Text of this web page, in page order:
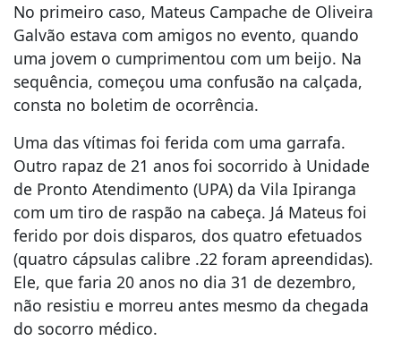
No primeiro caso, Mateus Campache de Oliveira
Galvão estava com amigos no evento, quando
uma jovem o cumprimentou com um beijo. Na
sequência, começou uma confusão na calçada,
consta no boletim de ocorrência.
Uma das vítimas foi ferida com uma garrafa.
Outro rapaz de 21 anos foi socorrido à Unidade
de Pronto Atendimento (UPA) da Vila Ipiranga
com um tiro de raspão na cabeça. Já Mateus foi
ferido por dois disparos, dos quatro efetuados
(quatro cápsulas calibre .22 foram apreendidas).
Ele, que faria 20 anos no dia 31 de dezembro,
não resistiu e morreu antes mesmo da chegada
do socorro médico.